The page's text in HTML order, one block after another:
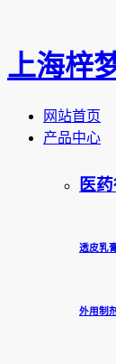
上海梓
网站首页
产品中心
医
透皮乳
外用制